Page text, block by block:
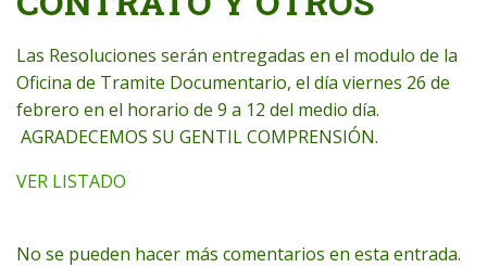
Las Resoluciones serán entregadas en el modulo de la
Oficina de Tramite Documentario, el día viernes 26 de
febrero en el horario de 9 a 12 del medio día.
AGRADECEMOS SU GENTIL COMPRENSIÓN.
VER LISTADO
No se pueden hacer más comentarios en esta entrada.